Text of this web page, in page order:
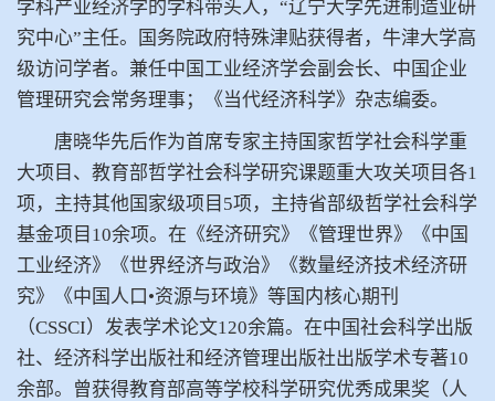
学科产业经济学的学科带头人，“辽宁大学先进制造业研
究中心”主任。国务院政府特殊津贴获得者，牛津大学高
级访问学者。兼任中国工业经济学会副会长、中国企业
管理研究会常务理事；《当代经济科学》杂志编委。
唐晓华先后作为首席专家主持国家哲学社会科学重
大项目、教育部哲学社会科学研究课题重大攻关项目各1
项，主持其他国家级项目5项，主持省部级哲学社会科学
基金项目10余项。在《经济研究》《管理世界》《中国
工业经济》《世界经济与政治》《数量经济技术经济研
究》《中国人口•资源与环境》等国内核心期刊
（CSSCI）发表学术论文120余篇。在中国社会科学出版
社、经济科学出版社和经济管理出版社出版学术专著10
余部。曾获得教育部高等学校科学研究优秀成果奖（人